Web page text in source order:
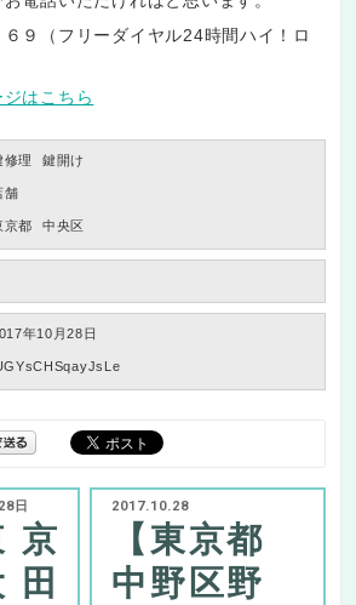
９（フリーダイヤル24時間ハイ！ロ
はこちら
修理 鍵開け
舗
京都 中央区
年10月28日
日
京
2017.10.28
【東京都
中野区野